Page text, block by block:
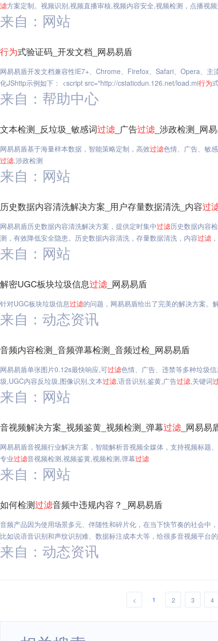
滤方案定制。视频识别,视频直播审核,视频内容安全,视频检测，点播视
来自：网站
行为式验证码_开发文档_网易易盾
网易易盾开发文档兼容性IE7+、Chrome、Firefox、Safari、Opera、
化JShttp示例如下： <script src="http://cstaticdun.126.net/load.mi行为
来自：帮助中心
文本检测_反垃圾_敏感词过滤 _广告过滤 _涉政检测_网
网易易盾基于海量样本数据，智能策略定制，高效过滤色情、广告、敏
过滤,涉政检测
来自：网站
历史数据内容清洗解决方案_用户存量数据清洗_内容过
网易易盾历史数据内容清洗解决方案，提供定时集中过滤历史数据内容
测，有效降低安全隐患。历史数据内容清洗，存量数据清洗，内容过滤
来自：网站
解密UGC板块垃圾信息过滤 _网易易盾
针对UGC板块垃圾信息过滤的问题，网易易盾给出了完美的解决方案。
来自：动态资讯
音频内容检测_音频弹幕检测_音频过检_网易易盾
网易易盾单张图片0.12s最快响应,可过滤色情、广告、违禁等多种垃圾
圾,UGC内容反垃圾,图像识别,文本过滤,语音识别,鉴黄,广告过滤,关键词
来自：网站
音视频解决方案_视频鉴黄_视频检测_弹幕过滤 _网易易
网易易盾音视频行业解决方案，智能解析音视频全媒体，支持视频标题
专业过滤音视频检测,视频鉴黄,视频检测,弹幕过滤
来自：网站
如何检测过滤音频中违规内容？_网易易盾
音频产品因为使用场景多元、伴随性和碎片化，在当下快节奏的社会中
比如说语音识别和声纹识别难、数据标注成本大等，给很多音视频平台
来自：动态资讯
< 1 2 3 4